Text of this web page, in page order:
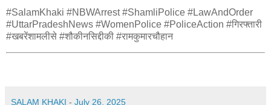
#SalamKhaki #NBWArrest #ShamliPolice #LawAndOrder
#UttarPradeshNews #WomenPolice #PoliceAction #गिरफ्तारी
#खबरेंशामलीसे #शौकीनसिद्दीकी #रामकुमारचौहान
SALAM KHAKI - July 26, 2025